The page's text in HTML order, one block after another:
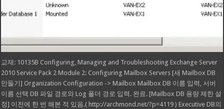
교재: 10135B Configuring, Managing and Troubleshooting Exchange Server
2010 Service Pack 2 Module 2: Configuring Mailbox Servers [새 Mailbox DB
만들기] Organization Configuration -> Mailbox Mailbox DB 이름 입력, 서버
이름 선택 DB 파일 경로와 Log 폴더 경로 입력. 완료. [Mailbox DB 용량 제한 설
정] 이전에 한 번 해본 적 있음.( http://archmond.net/?p=4119 ) Executive DB의